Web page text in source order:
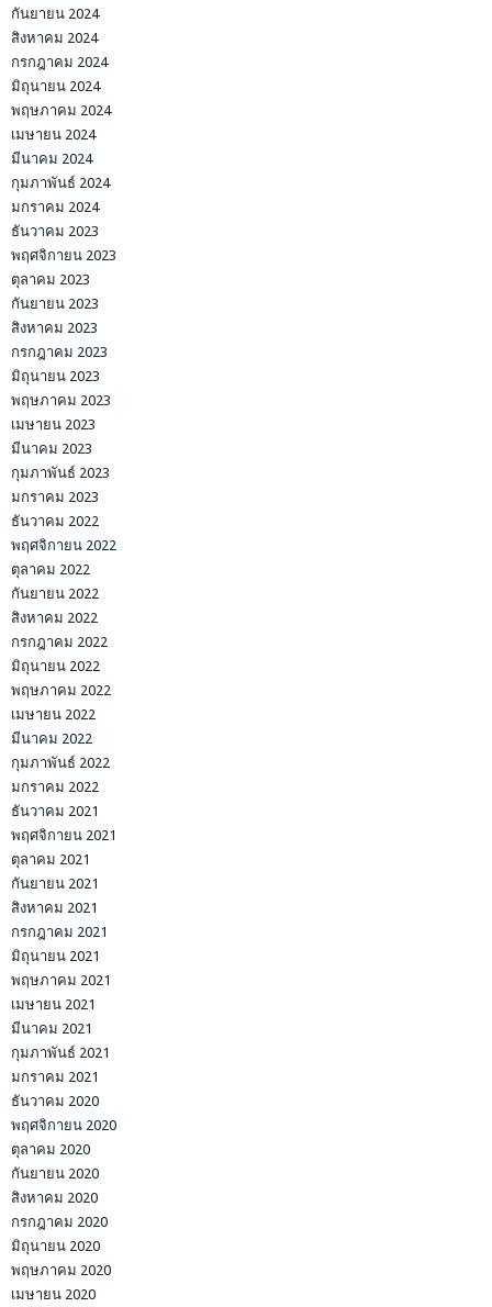
กันยายน 2024
สิงหาคม 2024
กรกฎาคม 2024
มิถุนายน 2024
พฤษภาคม 2024
เมษายน 2024
มีนาคม 2024
กุมภาพันธ์ 2024
มกราคม 2024
ธันวาคม 2023
พฤศจิกายน 2023
ตุลาคม 2023
กันยายน 2023
สิงหาคม 2023
กรกฎาคม 2023
มิถุนายน 2023
พฤษภาคม 2023
เมษายน 2023
มีนาคม 2023
กุมภาพันธ์ 2023
มกราคม 2023
ธันวาคม 2022
พฤศจิกายน 2022
ตุลาคม 2022
กันยายน 2022
สิงหาคม 2022
กรกฎาคม 2022
มิถุนายน 2022
พฤษภาคม 2022
เมษายน 2022
มีนาคม 2022
กุมภาพันธ์ 2022
มกราคม 2022
ธันวาคม 2021
พฤศจิกายน 2021
ตุลาคม 2021
กันยายน 2021
สิงหาคม 2021
กรกฎาคม 2021
มิถุนายน 2021
พฤษภาคม 2021
เมษายน 2021
มีนาคม 2021
กุมภาพันธ์ 2021
มกราคม 2021
ธันวาคม 2020
พฤศจิกายน 2020
ตุลาคม 2020
กันยายน 2020
สิงหาคม 2020
กรกฎาคม 2020
มิถุนายน 2020
พฤษภาคม 2020
เมษายน 2020